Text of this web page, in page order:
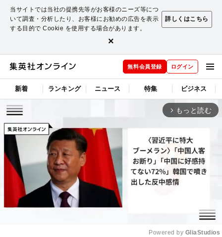
当サイトでは当社の提携先等がお客様のニーズ等につ
いて調査・分析したり、お客様にお勧めの広告を表示
する目的で Cookie を使用する場合があります。
詳しくはこちら
×
無料会員登録 ログイン
新着 ランキング ニュース 特集 ビジネス
arrow_forward_ios もっと読む
Powered by GliaStudios